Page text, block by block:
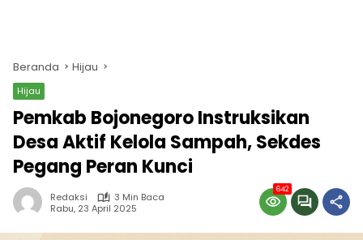
Beranda Hijau
Hijau
Pemkab Bojonegoro Instruksikan
Desa Aktif Kelola Sampah, Sekdes
Pegang Peran Kunci
Redaksi
3 Min Baca
Rabu, 23 April 2025
642